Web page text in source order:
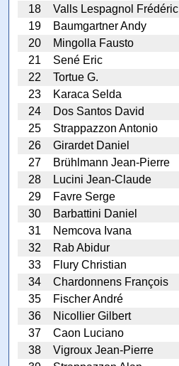
18
Valls Lespagnol Frédéric
19
Baumgartner Andy
20
Mingolla Fausto
21
Sené Eric
22
Tortue G.
23
Karaca Selda
24
Dos Santos David
25
Strappazzon Antonio
26
Girardet Daniel
27
Brühlmann Jean-Pierre
28
Lucini Jean-Claude
29
Favre Serge
30
Barbattini Daniel
31
Nemcova Ivana
32
Rab Abidur
33
Flury Christian
34
Chardonnens François
35
Fischer André
36
Nicollier Gilbert
37
Caon Luciano
38
Vigroux Jean-Pierre